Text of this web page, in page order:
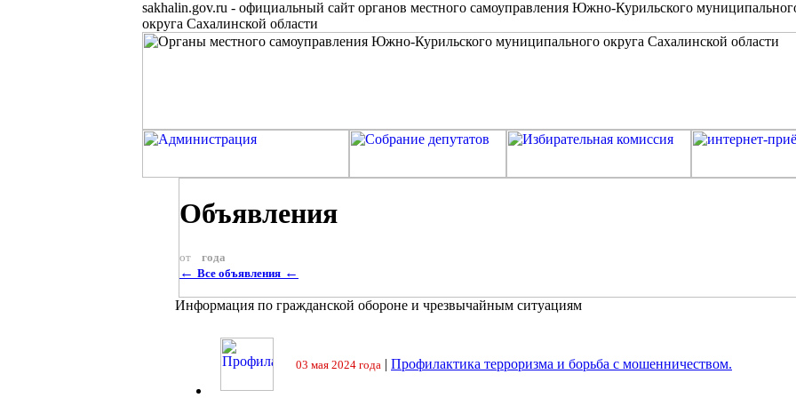
sakhalin.gov.ru - официальный сайт органов местного самоуправления Южно-Курильского
округа Сахалинской области
Объявления
от года
← Все объявления ←
Информация по гражданской обороне и чрезвычайным ситуациям
03 мая 2024 года | Профилактика терроризма и борьба с мошенничеством.